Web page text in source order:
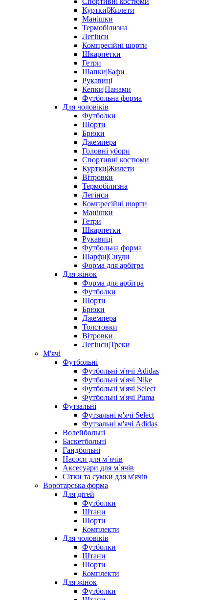
Куртки|Жилети
Манішки
Термобілизна
Легінси
Компресійні шорти
Шкарпетки
Гетри
Шапки|Бафи
Рукавиці
Кепки|Панами
Футбольна форма
Для чоловіків
Футболки
Шорти
Брюки
Джемпера
Головні убори
Спортивні костюми
Куртки|Жилети
Вітровки
Термобілизна
Легінси
Компресійні шорти
Манішки
Гетри
Шкарпетки
Рукавиці
Футбольна форма
Шарфи|Снуди
Форма для арбітра
Для жінок
Форма для арбітра
Футболки
Шорти
Брюки
Джемпера
Толстовки
Вітровки
Легінси|Треки
М'ячі
Футбольні
Футбольні м'ячі Adidas
Футбольні м'ячі Nike
Футбольні м'ячі Select
Футбольні м'ячі Puma
Футзальні
Футзальні м'ячі Select
Футзальні м'ячі Adidas
Волейбольні
Баскетбольні
Гандбольні
Насоси для м`ячів
Аксесуари для м`ячів
Сітки та сумки для м'ячів
Воротарська форма
Для дітей
Футболки
Штани
Шорти
Комплекти
Для чоловіків
Футболки
Штани
Шорти
Комплекти
Для жінок
Футболки